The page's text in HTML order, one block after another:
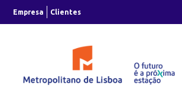
Empresa Clientes